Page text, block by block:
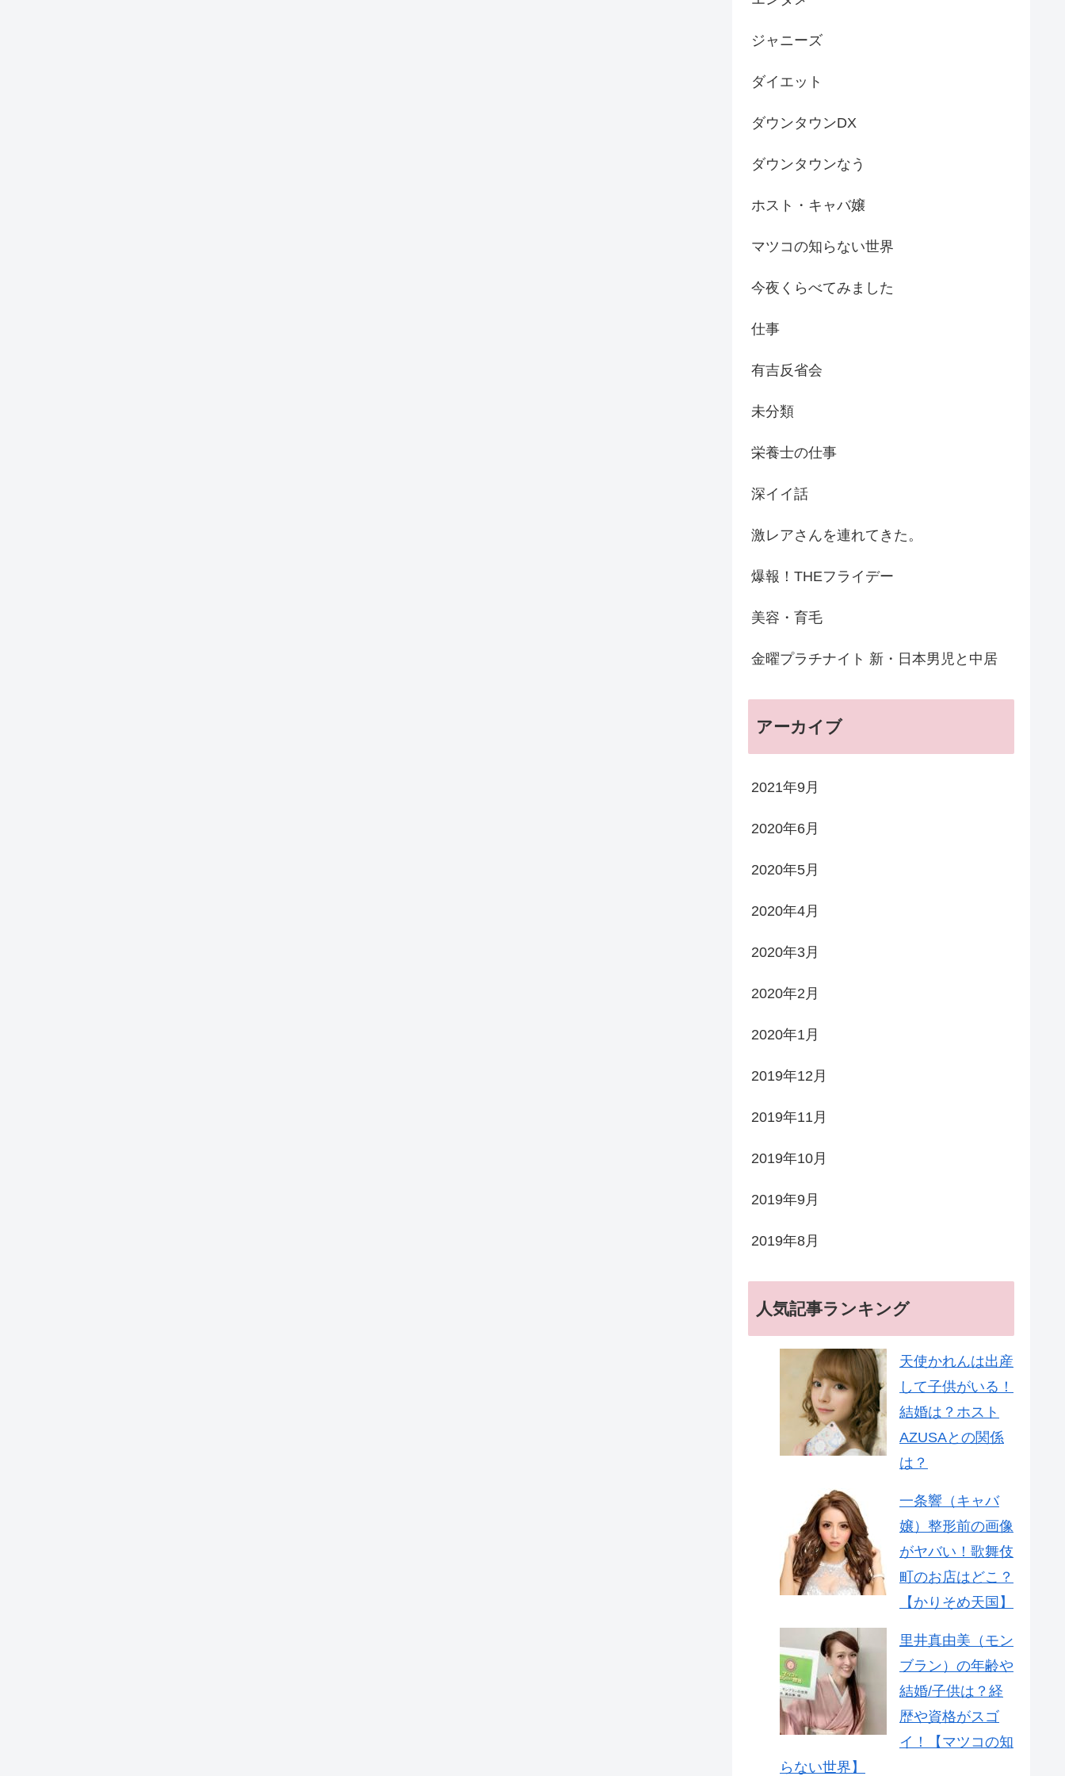
ジャニーズ
ダイエット
ダウンタウンDX
ダウンタウンなう
ホスト・キャバ嬢
マツコの知らない世界
今夜くらべてみました
仕事
有吉反省会
未分類
栄養士の仕事
深イイ話
激レアさんを連れてきた。
爆報！THEフライデー
美容・育毛
金曜プラチナイト 新・日本男児と中居
アーカイブ
2021年9月
2020年6月
2020年5月
2020年4月
2020年3月
2020年2月
2020年1月
2019年12月
2019年11月
2019年10月
2019年9月
2019年8月
人気記事ランキング
天使かれんは出産
して子供がいる！
結婚は？ホスト
AZUSAとの関係
は？
一条響（キャバ
嬢）整形前の画像
がヤバい！歌舞伎
町のお店はどこ？
【かりそめ天国】
里井真由美（モン
ブラン）の年齢や
結婚/子供は？経
歴や資格がスゴ
イ！【マツコの知
らない世界】